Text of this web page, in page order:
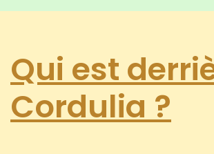
Qui est
Cordulia ?